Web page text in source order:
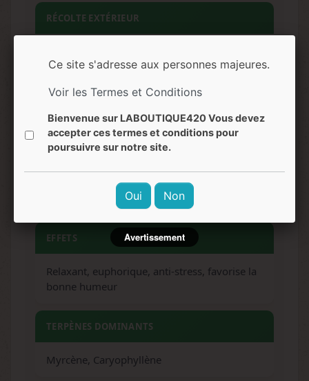
RÉCOLTE EXTÉRIEUR
ARÔMES
Skunk, sucré, terreux, musqué
Bonbon sucré, épicé, fruité, notes d'agrumes
EFFETS
Relaxant, euphorique, anti-stress, favorise la
bonne humeur
TERPÈNES DOMINANTS
Myrcène, Caryophyllène
Ce site s'adresse aux personnes majeures.
Voir les Termes et Conditions
Bienvenue sur LABOUTIQUE420 Vous devez
accepter ces termes et conditions pour
poursuivre sur notre site.
Oui Non
Avertissement